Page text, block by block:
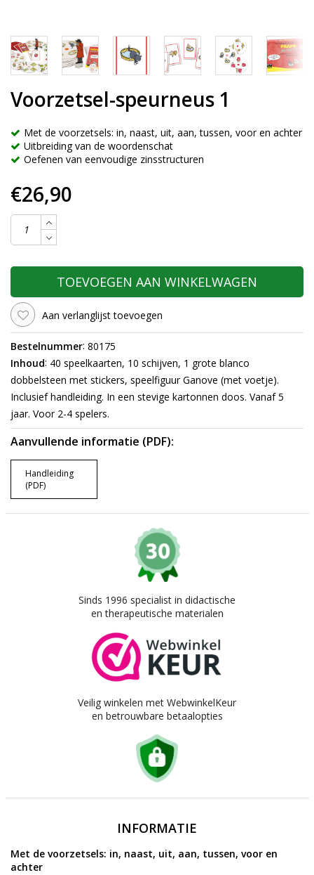
Voorzetsel-speurneus 1
Met de voorzetsels: in, naast, uit, aan, tussen, voor en achter
Uitbreiding van de woordenschat
Oefenen van eenvoudige zinsstructuren
€26,90
TOEVOEGEN AAN WINKELWAGEN
Aan verlanglijst toevoegen
Bestelnummer: 80175
Inhoud: 40 speelkaarten, 10 schijven, 1 grote blanco
dobbelsteen met stickers, speelfiguur Ganove (met voetje).
Inclusief handleiding. In een stevige kartonnen doos. Vanaf 5
jaar. Voor 2-4 spelers.
Aanvullende informatie (PDF):
Handleiding
(PDF)
Sinds 1996 specialist in didactische
en therapeutische materialen
Veilig winkelen met WebwinkelKeur
en betrouwbare betaalopties
INFORMATIE
Met de voorzetsels: in, naast, uit, aan, tussen, voor en
achter